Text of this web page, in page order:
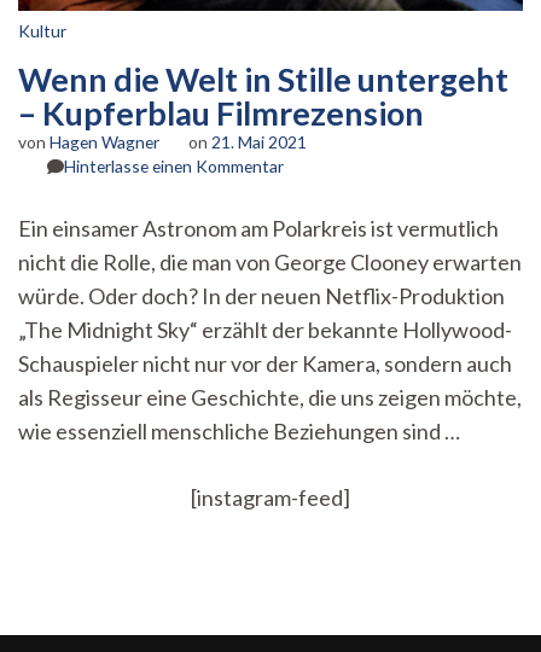
Kultur
Wenn die Welt in Stille untergeht
– Kupferblau Filmrezension
von Hagen Wagner on 21. Mai 2021
Hinterlasse einen Kommentarzu
Welt
in
untergeht
–
Kupferblau
Filmrezension
Ein einsamer Astronom am Polarkreis ist vermutlich
nicht die Rolle, die man von George Clooney erwarten
würde. Oder doch? In der neuen Netflix-Produktion
„The Midnight Sky“ erzählt der bekannte Hollywood-
Schauspieler nicht nur vor der Kamera, sondern auch
als Regisseur eine Geschichte, die uns zeigen möchte,
wie essenziell menschliche Beziehungen sind …
[instagram-feed]